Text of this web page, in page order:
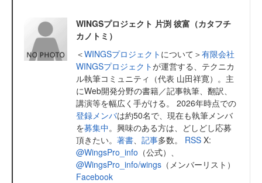
WINGSプロジェクト 片渕 彼富（カタフチ
カノトミ）
＜WINGSプロジェクト について＞有限会社
WINGSプロジェクトが運営する、テクニカ
ル執筆コミュニティ（代表 山田祥寛）。主
にWeb開発分野の書籍／記事執筆、翻訳、
講演等を幅広く手がける。 2026年時点での
登録メンバは約50名で、現在も執筆メンバ
を募集中。興味のある方は、どしどし応募
頂きたい。 著書 記事多数。 RSS X:
@WingsPro_info （公式）、
@WingsPro_info/wings （メンバーリスト）
Facebook